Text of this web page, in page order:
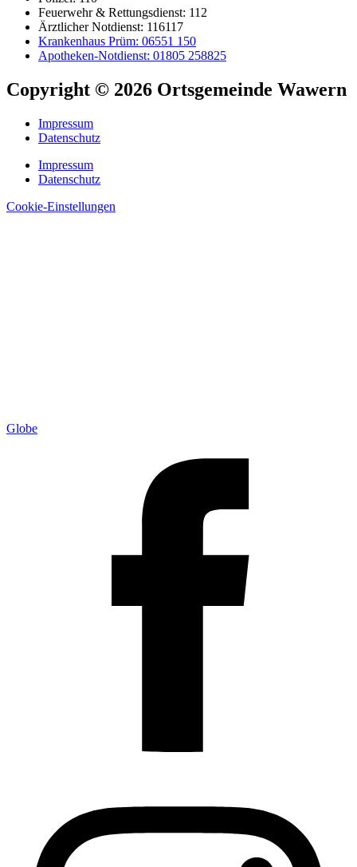
Feuerwehr & Rettungsdienst: 112
Ärztlicher Notdienst: 116117
Krankenhaus Prüm: 06551 150
Apotheken-Notdienst: 01805 258825
Copyright © 2026 Ortsgemeinde Wawern
Impressum
Datenschutz
Impressum
Datenschutz
Cookie-Einstellungen
Globe